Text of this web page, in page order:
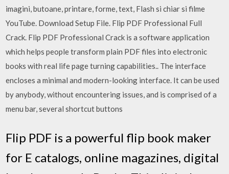
imagini, butoane, printare, forme, text, Flash si chiar si filme
YouTube. Download Setup File. Flip PDF Professional Full
Crack. Flip PDF Professional Crack is a software application
which helps people transform plain PDF files into electronic
books with real life page turning capabilities.. The interface
encloses a minimal and modern-looking interface. It can be used
by anybody, without encountering issues, and is comprised of a
menu bar, several shortcut buttons
Flip PDF is a powerful flip book maker
for E catalogs, online magazines, digital